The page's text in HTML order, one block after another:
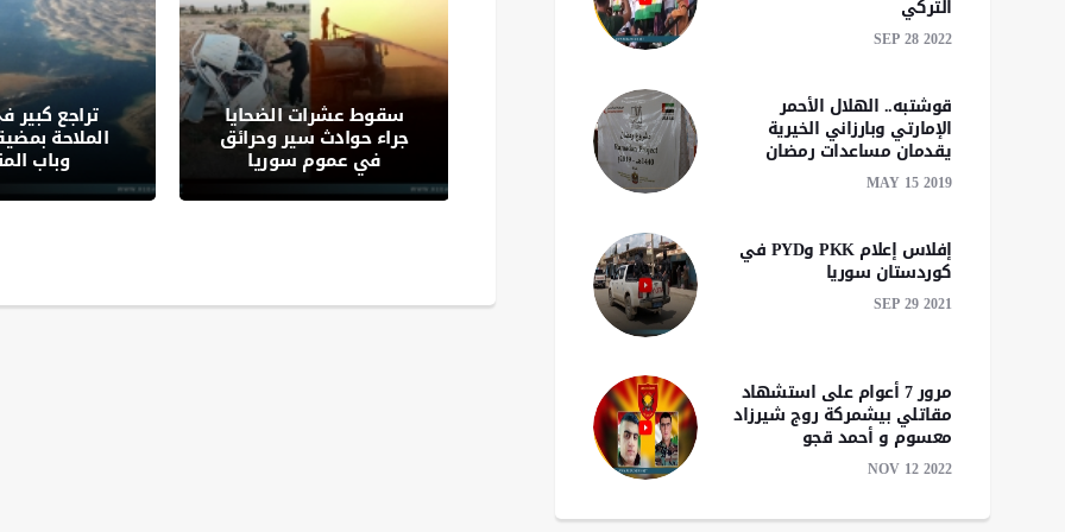
تراجع كبير
الملاحة
وباب
سقوط عشرات الضحايا
جراء حوادث سير وحرائق
في عموم سوريا
انخفاض يطرأ على درجات
الحرارة في أغلب المناطق
السورية
الشيباني وفيدان يؤكدان
توسيع التعاون بين سوريا
وتركيا في مختلف
المجالات
التركي
SEP 28 2022
قوشتبه.. الهلال الأحمر
الإمارتي وبارزاني الخيرية
يقدمان مساعدات رمضان
MAY 15 2019
إفلاس إعلام PKK وPYD في
كوردستان سوريا
SEP 29 2021
مرور 7 أعوام على استشهاد
مقاتلي بيشمركة روج شيرزاد
معسوم و أحمد قجو
NOV 12 2022